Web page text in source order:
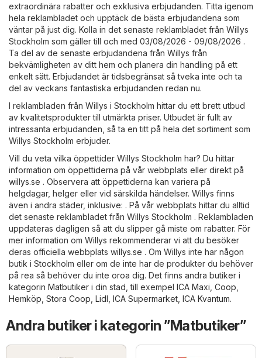
extraordinära rabatter och exklusiva erbjudanden. Titta igenom
hela reklambladet och upptäck de bästa erbjudandena som
väntar på just dig. Kolla in det senaste reklambladet från Willys
Stockholm som gäller till och med 03/08/2026 - 09/08/2026 .
Ta del av de senaste erbjudandena från Willys från
bekvämligheten av ditt hem och planera din handling på ett
enkelt sätt. Erbjudandet är tidsbegränsat så tveka inte och ta
del av veckans fantastiska erbjudanden redan nu.
I reklambladen från Willys i Stockholm hittar du ett brett utbud
av kvalitetsprodukter till utmärkta priser. Utbudet är fullt av
intressanta erbjudanden, så ta en titt på hela det sortiment som
Willys Stockholm erbjuder.
Vill du veta vilka öppettider Willys Stockholm har? Du hittar
information om öppettiderna på vår webbplats eller direkt på
willys.se . Observera att öppettiderna kan variera på
helgdagar, helger eller vid särskilda händelser. Willys finns
även i andra städer, inklusive: . På vår webbplats hittar du alltid
det senaste reklambladet från Willys Stockholm . Reklambladen
uppdateras dagligen så att du slipper gå miste om rabatter. För
mer information om Willys rekommenderar vi att du besöker
deras officiella webbplats willys.se . Om Willys inte har någon
butik i Stockholm eller om de inte har de produkter du behöver
på rea så behöver du inte oroa dig. Det finns andra butiker i
kategorin Matbutiker i din stad, till exempel ICA Maxi Coop
Hemköp Stora Coop Lidl ICA Supermarket ICA Kvantum.
Andra butiker i kategorin ”Matbutiker”